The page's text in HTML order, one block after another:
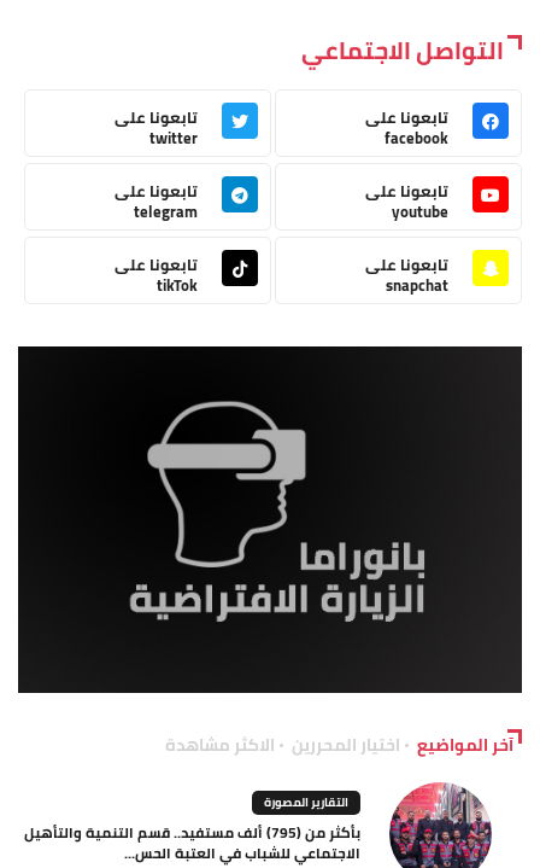
التواصل الاجتماعي
تابعونا على
facebook
تابعونا على
twitter
تابعونا على
youtube
تابعونا على
telegram
تابعونا على
snapchat
تابعونا على
tikTok
آخر المواضيع اختيار المحررين الاكثر مشاهدة
التقارير المصورة
بأكثر من (795) ألف مستفيد.. قسم التنمية والتأهيل
الاجتماعي للشباب في العتبة الحس...